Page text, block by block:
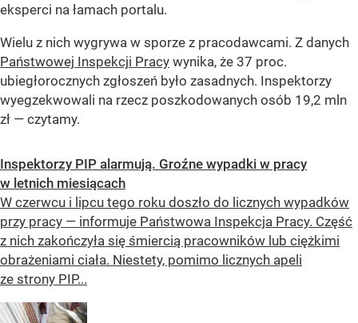
eksperci na łamach portalu.
Wielu z nich wygrywa w sporze z pracodawcami. Z danych
Państwowej Inspekcji Pracy wynika, że 37 proc.
ubiegłorocznych zgłoszeń było zasadnych. Inspektorzy
wyegzekwowali na rzecz poszkodowanych osób 19,2 mln
zł — czytamy.
Inspektorzy PIP alarmują. Groźne wypadki w pracy
w letnich miesiącach
W czerwcu i lipcu tego roku doszło do licznych wypadków
przy pracy — informuje Państwowa Inspekcja Pracy. Część
z nich zakończyła się śmiercią pracowników lub ciężkimi
obrażeniami ciała. Niestety, pomimo licznych apeli
ze strony PIP...